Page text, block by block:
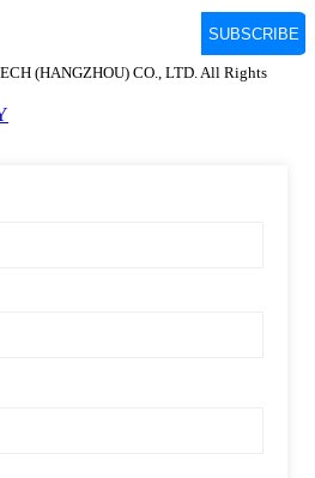
(HANGZHOU) CO., LTD. All Rights